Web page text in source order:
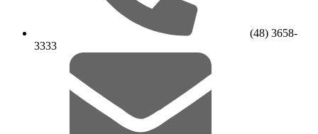
(48) 3658-
3333